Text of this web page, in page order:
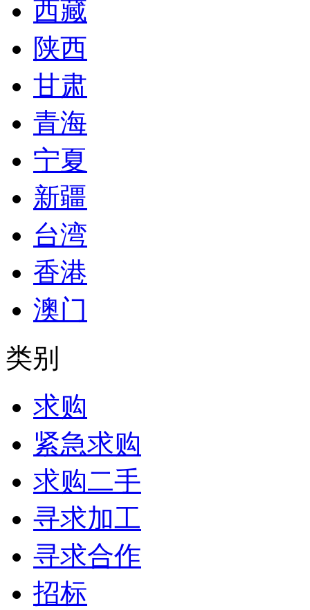
西藏
陕西
甘肃
青海
宁夏
新疆
台湾
香港
澳门
类别
求购
紧急求购
求购二手
寻求加工
寻求合作
招标